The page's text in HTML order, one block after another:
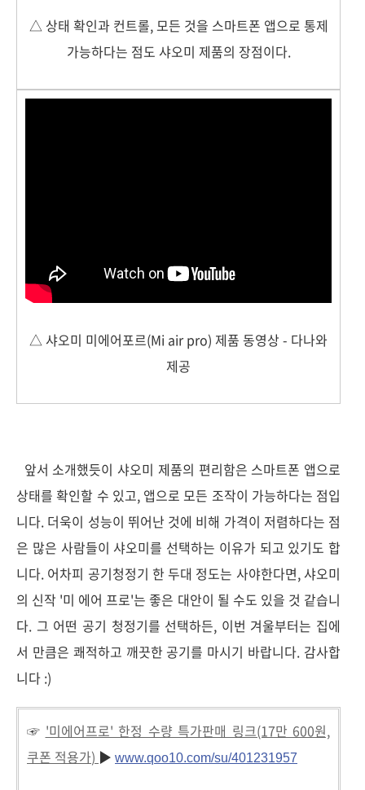
△ 상태 확인과 컨트롤, 모든 것을 스마트폰 앱으로 통제
가능하다는 점도 샤오미 제품의 장점이다.
△ 샤오미 미에어포르(Mi air pro) 제품 동영상 - 다나와
제공
앞서 소개했듯이 샤오미 제품의 편리함은 스마트폰 앱으로
상태를 확인할 수 있고, 앱으로 모든 조작이 가능하다는 점입
니다. 더욱이 성능이 뛰어난 것에 비해 가격이 저렴하다는 점
은 많은 사람들이 샤오미를 선택하는 이유가 되고 있기도 합
니다. 어차피 공기청정기 한 두대 정도는 사야한다면, 샤오미
의 신작 '미 에어 프로'는 좋은 대안이 될 수도 있을 것 같습니
다. 그 어떤 공기 청정기를 선택하든, 이번 겨울부터는 집에
서 만큼은 쾌적하고 깨끗한 공기를 마시기 바랍니다. 감사합
니다 :)
☞ '미에어프로' 한정 수량 특가판매 링크(17만 600원,
쿠폰 적용가) ▶ www.qoo10.com/su/401231957